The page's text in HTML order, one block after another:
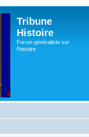
Tribune
Histoire
Forum généraliste sur
l'histoire